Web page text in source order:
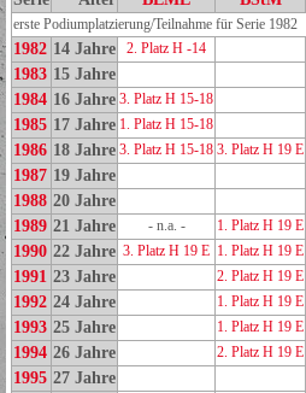
erste Podiumplatzierung/Teilnahme für Serie 1982
1982 14 Jahre 2. Platz H -14
1983 15 Jahre
1984 16 Jahre 3. Platz H 15-18
1985 17 Jahre 1. Platz H 15-18
1986 18 Jahre 3. Platz H 15-18 3. Platz H 19 E
1987 19 Jahre
1988 20 Jahre
1989 21 Jahre - n.a. - 1. Platz H 19 E
1990 22 Jahre 3. Platz H 19 E 1. Platz H 19 E
1991 23 Jahre 2. Platz H 19 E
1992 24 Jahre 1. Platz H 19 E
1993 25 Jahre 1. Platz H 19 E
1994 26 Jahre 2. Platz H 19 E
1995 27 Jahre